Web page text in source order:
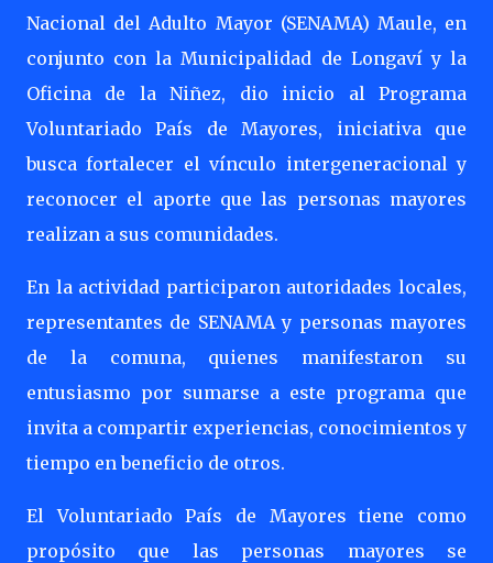
Nacional del Adulto Mayor (SENAMA) Maule, en
conjunto con la Municipalidad de Longaví y la
Oficina de la Niñez, dio inicio al Programa
Voluntariado País de Mayores, iniciativa que
busca fortalecer el vínculo intergeneracional y
reconocer el aporte que las personas mayores
realizan a sus comunidades.
En la actividad participaron autoridades locales,
representantes de SENAMA y personas mayores
de la comuna, quienes manifestaron su
entusiasmo por sumarse a este programa que
invita a compartir experiencias, conocimientos y
tiempo en beneficio de otros.
El Voluntariado País de Mayores tiene como
propósito que las personas mayores se